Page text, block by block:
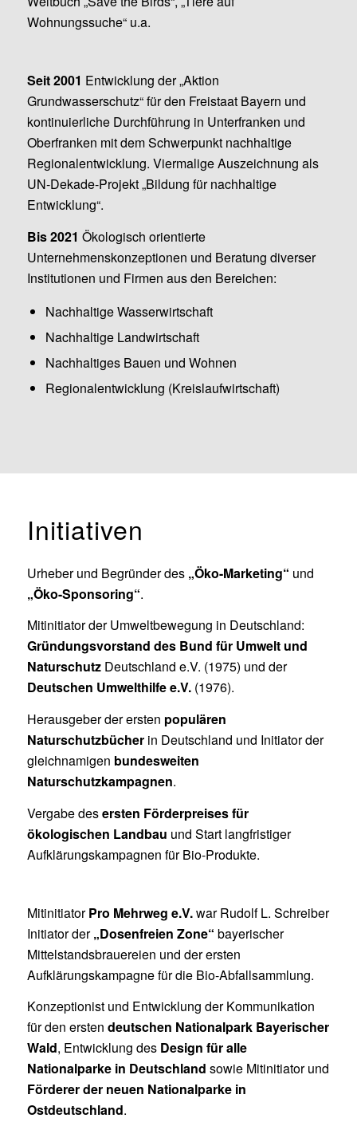
Wohnungssuche“ u.a.
Seit 2001 Entwicklung der „Aktion
Grundwasserschutz“ für den Freistaat Bayern und
kontinuierliche Durchführung in Unterfranken und
Oberfranken mit dem Schwerpunkt nachhaltige
Regionalentwicklung. Viermalige Auszeichnung als
UN-Dekade-Projekt „Bildung für nachhaltige
Entwicklung“.
Bis 2021 Ökologisch orientierte
Unternehmenskonzeptionen und Beratung diverser
Institutionen und Firmen aus den Bereichen:
Nachhaltige Wasserwirtschaft
Nachhaltige Landwirtschaft
Nachhaltiges Bauen und Wohnen
Regionalentwicklung (Kreislaufwirtschaft)
Initiativen
Urheber und Begründer des „Öko-Marketing“ und
„Öko-Sponsoring“.
Mitinitiator der Umweltbewegung in Deutschland:
Gründungsvorstand des Bund für Umwelt und
NaturschutzDeutschland e.V. (1975) und der
Deutschen Umwelthilfe e.V.(1976).
Herausgeber der ersten populären
Naturschutzbücherin Deutschland und Initiator der
gleichnamigen bundesweiten
Naturschutzkampagnen.
Vergabe desersten Förderpreises für
ökologischen Landbau und Start langfristiger
Aufklärungskampagnen für Bio-Produkte.
MitinitiatorPro Mehrweg e.V.war Rudolf L. Schreiber
Initiator der„Dosenfreien Zone“ bayerischer
Mittelstandsbrauereien und der ersten
Aufklärungskampagne für die Bio-Abfallsammlung.
Konzeptionist und Entwicklung der Kommunikation
für den ersten deutschen Nationalpark Bayerischer
Wald, Entwicklung des Design für alle
Nationalparke in Deutschland sowie Mitinitiator und
Förderer der neuen Nationalparke in
Ostdeutschland.